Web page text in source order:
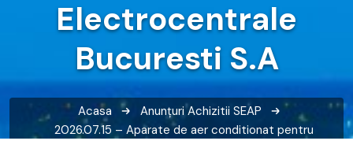
Electrocentrale
Bucuresti S.A
Acasa Anunțuri Achizitii SEAP
2026.07.15 – Aparate de aer conditionat pentru